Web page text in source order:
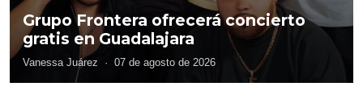
Grupo Frontera ofrecerá concierto
gratis en Guadalajara
Vanessa Juárez · 07 de agosto de 2026